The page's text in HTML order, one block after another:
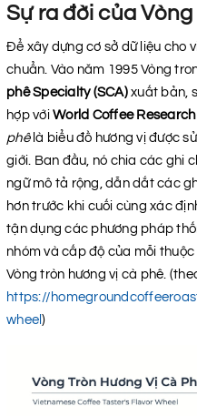
Sự ra đời của
Để xây dựng cơ sở dữ liệu cho
chuẩn. Vào năm 1995 Vòng
phê Specialty (SCA) xuất bản,
hợp với World Coffee Research
phêlà biểu đồ hương vị được
giới. Ban đầu, nó chia các ghi
ngữ mô tả rộng, dẫn dắt các
hơn trước khi cuối cùng xác
tận dụng các phương pháp
nhóm và cấp độ của mỗi
Vòng tròn hương vị cà phê.
https://
wheel )